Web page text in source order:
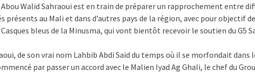
Walid Sahraoui est en train de préparer un rapprochement entre
présents au Mali et dans d’autres pays de la région, avec pour objectif
bleus de la Minusma, qui vont bientôt recevoir le soutien du G5
de son vrai nom Lahbib Abdi Said du temps où il se morfondait dans
par passer un accord avec le Malien Iyad Ag Ghali, le chef du